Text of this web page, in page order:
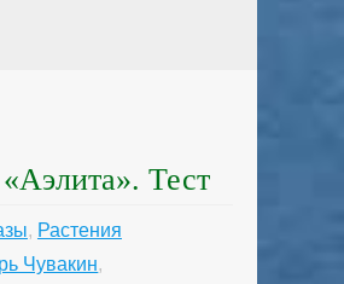
Тест
, Растения
Чувакин,